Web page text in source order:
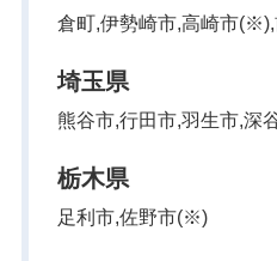
倉町,伊勢崎市,高崎市
埼玉県
熊谷市,行田市,羽生市,深
栃木県
足利市,佐野市(※)